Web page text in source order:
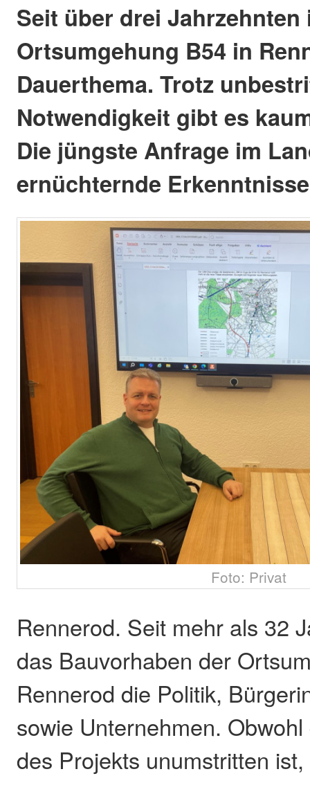
Seit über drei
Ortsumgehung B54 in
Dauerthema. Trotz
Notwendigkeit gibt es
Die jüngste Anfrage im
ernüchternde
Foto: Privat
Rennerod. Seit mehr als 32
das Bauvorhaben der
Rennerod die Politik,
sowie Unternehmen.
des Projekts unumstritten